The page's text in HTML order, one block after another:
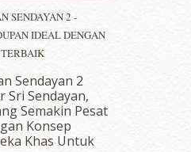
SENDAYAN 2 -
IDEAL DENGAN
Sendayan 2
Sri Sendayan,
Semakin Pesat
Konsep
Khas Untuk